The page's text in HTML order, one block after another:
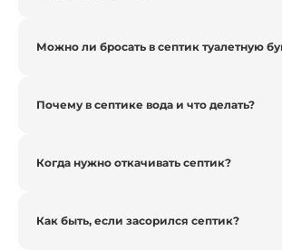
Можно ли бросать в септик туалетную
Почему в септике вода и что делать?
Когда нужно откачивать септик?
Как быть, если засорился септик?